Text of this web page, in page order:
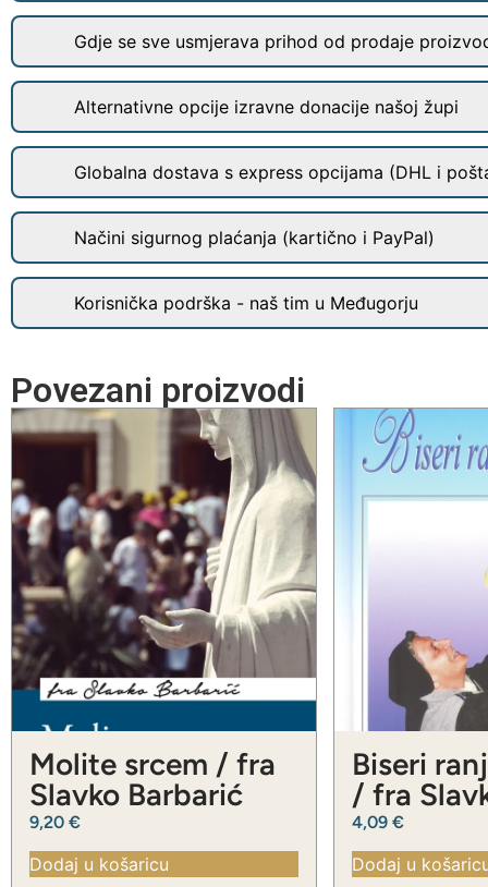
Gdje se sve usmjerava prihod od prodaje
Alternativne opcije izravne donacije našoj župi
Globalna dostava s express opcijama (DHL i
Načini sigurnog plaćanja (kartično i PayPal)
Korisnička podrška - naš tim u Međugorju
Povezani proizvodi
Molite srcem / fra
Slavko Barbarić
9,20 €
Dodaj u košaricu
Biseri
/ fra
Barbarić
4,09 €
Dodaj u